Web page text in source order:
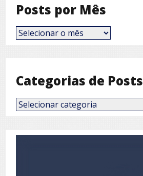
Posts por Mês
Posts
por
Categorias de Posts
Categorias
de